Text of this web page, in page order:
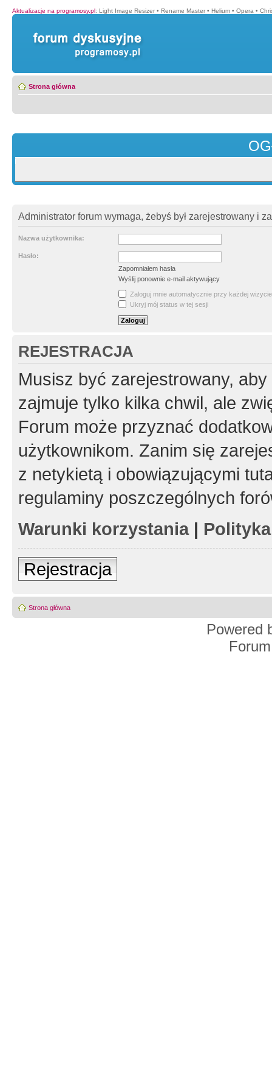
Aktualizacje na programosy.pl: Light Image Resizer • Rename Master • Helium • Opera •
Strona główna
Administrator forum wymaga, żebyś był zarejestrowany i
Nazwa użytkownika:
Hasło:
Zapomniałem hasła
Wyślij ponownie e-mail aktywujący
Zaloguj mnie automatycznie przy każdej wizycie
Ukryj mój status w tej sesji
REJESTRACJA
Musisz być zarejestrowany,
zajmuje tylko kilka chwil, ale
Forum może przyznać
użytkownikom. Zanim się
z netykietą i obowiązującymi
regulaminy poszczególnych
Warunki korzystania|
Rejestracja
Strona główna
Powered